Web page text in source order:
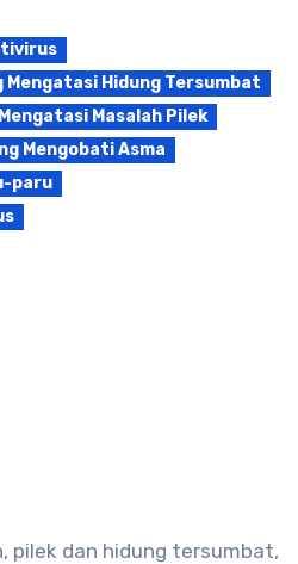
Mengatasi Hidung Tersumbat
Masalah Pilek
Mengobati Asma
paru
pilek dan hidung tersumbat,